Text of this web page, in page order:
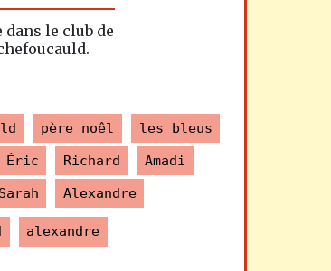
le club de
père noêl les bleus
Éric Richard Amadi
Sarah Alexandre
alexandre